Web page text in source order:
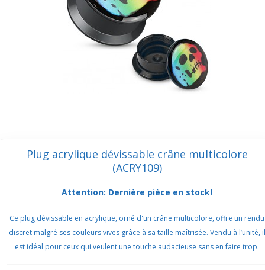
Plug acrylique dévissable crâne multicolore
(ACRY109)
Attention: Dernière pièce en stock!
Ce plug dévissable en acrylique, orné d'un crâne multicolore, offre un rendu
discret malgré ses couleurs vives grâce à sa taille maîtrisée. Vendu à l’unité, il
est idéal pour ceux qui veulent une touche audacieuse sans en faire trop.